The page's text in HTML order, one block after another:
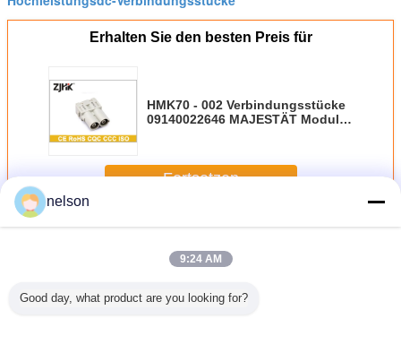
Erhalten Sie den besten Preis für
HMK70 - 002 Verbindungsstücke
09140022646 MAJESTÄT Modular
Fortsetzen
MehrElektrisches Hochleistungsverbindungsstück
nelson
9:24 AM
Good day, what product are you looking for?